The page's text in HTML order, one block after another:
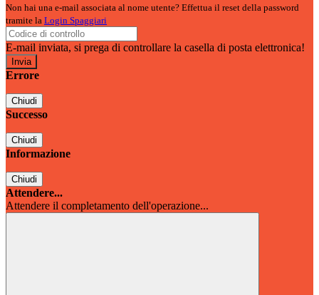
Non hai una e-mail associata al nome utente? Effettua il reset della password
tramite la Login Spaggiari
E-mail inviata, si prega di controllare la casella di posta elettronica!
Errore
Chiudi
Successo
Chiudi
Informazione
Chiudi
Attendere...
Attendere il completamento dell'operazione...